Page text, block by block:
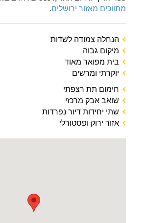
מתווכים מאזור ירושלים.
הנחלה צמודה לשדות
מיקום גבוה
בית מפואר מאוד
יוקרתי ומרשים
חימום תת רצפתי
שואב אבק מרכזי
שתי יחידות דיור נפרדות
אזור ירוק ופסטורלי